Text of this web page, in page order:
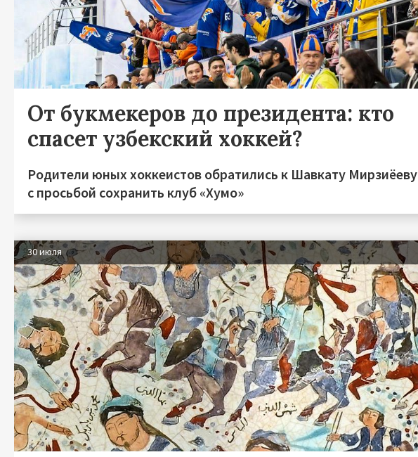
От букмекеров до президента: кто
спасет узбекский хоккей?
Родители юных хоккеистов обратились к Шавкату Мирзиёеву
с просьбой сохранить клуб «Хумо»
30 июля